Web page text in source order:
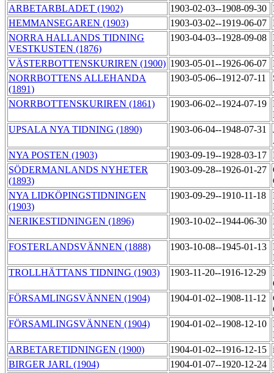
ARBETARBLADET (1902) 1903-02-03--1908-09-30
HEMMANSEGAREN (1903)
1903-03-02--1919-06-07
NORRA HALLANDS TIDNING
VESTKUSTEN (1876)
1903-04-03--1928-09-08
VÄSTERBOTTENSKURIREN (1900) 1903-05-01--1926-06-07
NORRBOTTENS ALLEHANDA
(1891)
1903-05-06--1912-07-11
NORRBOTTENSKURIREN (1861)
1903-06-02--1924-07-19
UPSALA NYA TIDNING (1890)
1903-06-04--1948-07-31
NYA POSTEN (1903)
1903-09-19--1928-03-17
SÖDERMANLANDS NYHETER
(1893)
1903-09-28--1926-01-27
NYA LIDKÖPINGSTIDNINGEN
(1903)
1903-09-29--1910-11-18
NERIKESTIDNINGEN (1896)
1903-10-02--1944-06-30
FOSTERLANDSVÄNNEN (1888)
1903-10-08--1945-01-13
TROLLHÄTTANS TIDNING (1903)
1903-11-20--1916-12-29
FÖRSAMLINGSVÄNNEN (1904)
1904-01-02--1908-11-12
FÖRSAMLINGSVÄNNEN (1904)
1904-01-02--1908-12-10
ARBETARETIDNINGEN (1900)
1904-01-02--1916-12-15
BIRGER JARL (1904)
1904-01-07--1920-12-24